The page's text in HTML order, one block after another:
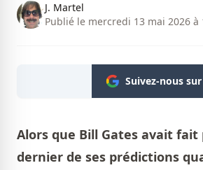
J. Martel
Publié le mercredi 13 mai 2026 à
Suivez-nous
Alors que Bill Gates avait
dernier de ses prédictions